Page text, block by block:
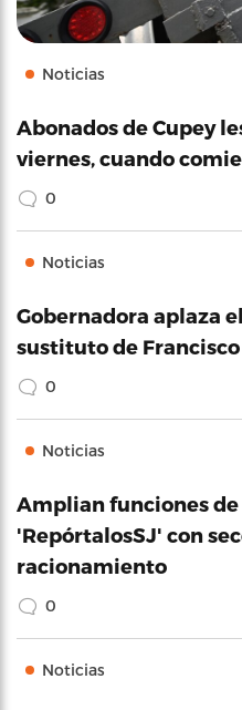
Noticias
Abonados de Cupey
viernes, cuando
0
Noticias
Gobernadora aplaza
sustituto de
0
Noticias
Amplian funciones
'RepórtalosSJ' con
racionamiento
0
Noticias